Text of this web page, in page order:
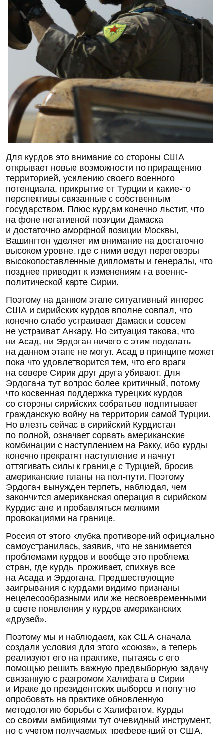
Для курдов это внимание со стороны США
открывает новые возможности по приращению
территорией, усилению своего военного
потенциала, прикрытие от Турции и какие-то
перспективы связанные с собственным
государством. Плюс курдам конечно льстит, что
на фоне негативной позиции Дамаска
и достаточно аморфной позиции Москвы,
Вашингтон уделяет им внимание на достаточно
высоком уровне, где с ними ведут переговоры
высокопоставленные дипломаты и генералы, что
позднее приводит к изменениям на военно-
политической карте Сирии.
Поэтому на данном этапе ситуативный интерес
США и сирийских курдов вполне совпал, что
конечно слабо устраивает Дамаск и совсем
не устраиват Анкару. Но ситуация такова, что
ни Асад, ни Эрдоган ничего с этим поделать
на данном этапе не могут. Асад в принципе может
пока что удовлетворится тем, что его враги
на севере Сирии друг друга убивают. Для
Эрдогана тут вопрос более критичный, потому
что косвенная поддержка турецких курдов
со стороны сирийских собратьев подпитывает
гражданскую войну на территории самой Турции.
Но влезть сейчас в сирийский Курдистан
по полной, означает сорвать американские
комбинации с наступлением на Ракку, ибо курды
конечно прекратят наступление и начнут
оттягивать силы к границе с Турцией, бросив
американские планы на пол-пути. Поэтому
Эрдоган вынужден терпеть, наблюдая, чем
закончится американская операция в сирийском
Курдистане и пробавляться мелкими
провокациями на границе.
Россия от этого клубка противоречий официально
самоустранилась, заявив, что не занимается
проблемами курдов и вообще это проблема
стран, где курды проживает, спихнув все
на Асада и Эрдогана. Предшествующие
заигрывания с курдами видимо признаны
нецелесообразными или же несвоевременными
в свете появления у курдов американских
«друзей».
Поэтому мы и наблюдаем, как США сначала
создали условия для этого «союза», а теперь
реализуют его на практике, пытаясь с его
помощью решить важную предвыборную задачу
связанную с разгромом Халифата в Сирии
и Ираке до президентских выборов и попутно
опробовать на практике обновленную
методологию борьбы с Халифатом. Курды
со своими амбициями тут очевидный инструмент,
но с учетом получаемых преференций от США,